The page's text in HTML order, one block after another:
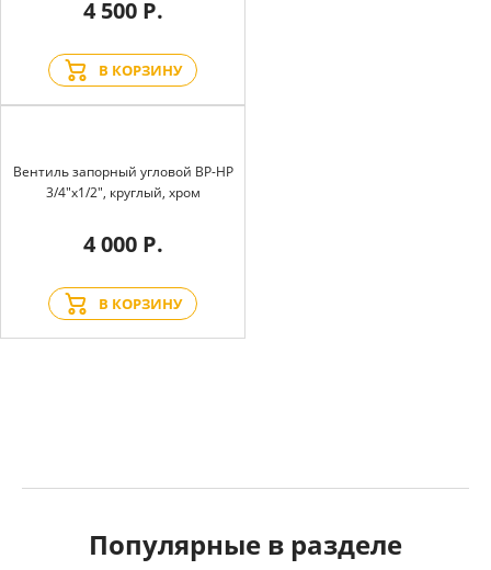
4 500 Р.
В КОРЗИНУ
Вентиль запорный угловой BP-HP
3/4"х1/2", круглый, хром
4 000 Р.
В КОРЗИНУ
Популярные в разделе